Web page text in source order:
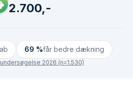
2.700,-
69 %får bedre dækning
2026 (n=1.530)